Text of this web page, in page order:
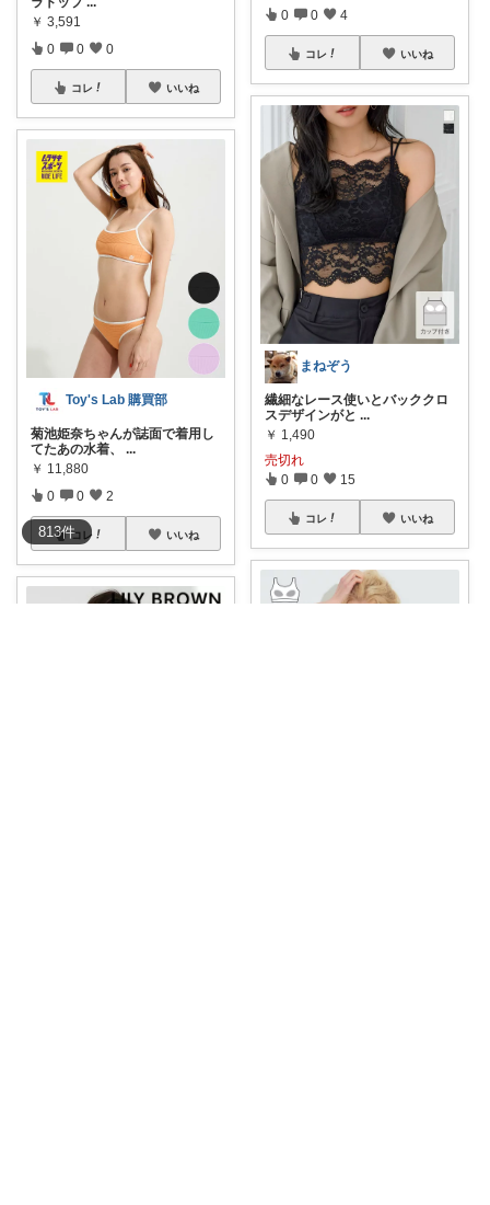
813件
￥ 3,591
0 0 0
コレ いいね
Toy's Lab 購買部
菊池姫奈ちゃんが誌面で着用し
てたあの水着、
...
￥ 11,880
0 0 2
コレ いいね
0 0 4
コレ いいね
まねぞう
繊細なレース使いとバッククロ
スデザインがと ...
￥ 1,490
売切れ
0 0 15
コレ いいね